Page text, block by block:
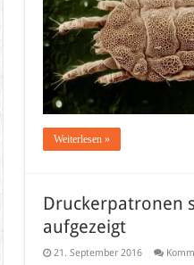
Weiterlesen »
Druckerpatronen
aufgezeigt
21. September 2016